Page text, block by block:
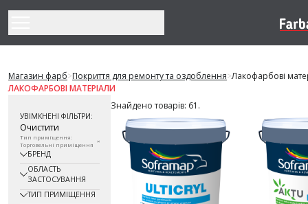
Магазин фарб>Покриття для ремонту та оздоблення>Лакофарбові
ЛАКОФАРБОВІ МАТЕРІАЛИ
УВІМКНЕНІ ФІЛЬТРИ:
Очистити
Тип приміщення:
Торговельні приміщення
БРЕНД
ОБЛАСТЬ
ЗАСТОСУВАННЯ
ТИП ПРИМІЩЕННЯ
Знайдено товарів: 61.